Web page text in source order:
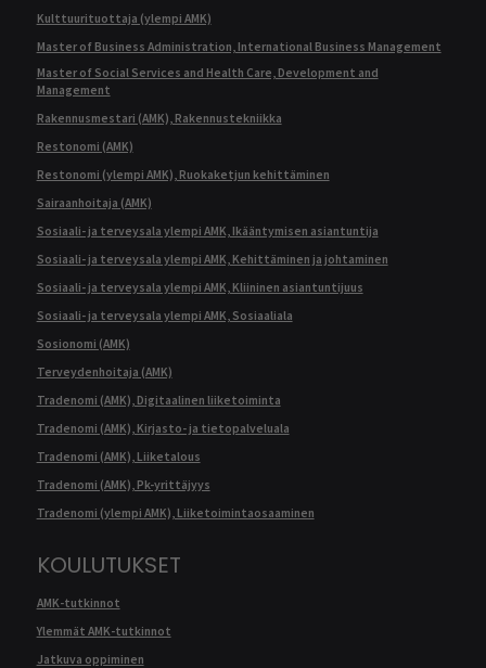
Kulttuurituottaja (ylempi AMK)
Master of Business Administration, International Business Management
Master of Social Services and Health Care, Development and
Management
Rakennusmestari (AMK), Rakennustekniikka
Restonomi (AMK)
Restonomi (ylempi AMK), Ruokaketjun kehittäminen
Sairaanhoitaja (AMK)
Sosiaali- ja terveysala ylempi AMK, Ikääntymisen asiantuntija
Sosiaali- ja terveysala ylempi AMK, Kehittäminen ja johtaminen
Sosiaali- ja terveysala ylempi AMK, Kliininen asiantuntijuus
Sosiaali- ja terveysala ylempi AMK, Sosiaaliala
Sosionomi (AMK)
Terveydenhoitaja (AMK)
Tradenomi (AMK), Digitaalinen liiketoiminta
Tradenomi (AMK), Kirjasto- ja tietopalveluala
Tradenomi (AMK), Liiketalous
Tradenomi (AMK), Pk-yrittäjyys
Tradenomi (ylempi AMK), Liiketoimintaosaaminen
KOULUTUKSET
AMK-tutkinnot
Ylemmät AMK-tutkinnot
Jatkuva oppiminen